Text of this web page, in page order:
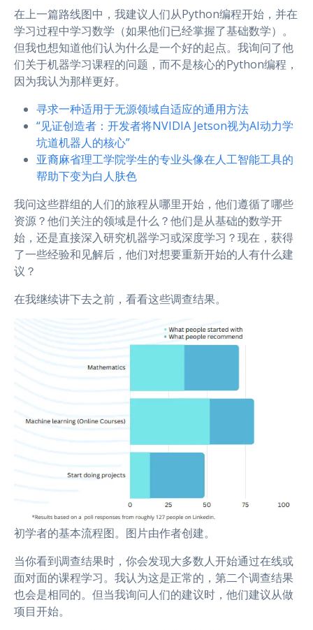
在上一篇路线图中，我建议人们从Python编程开始，并在
学习过程中学习数学（如果他们已经掌握了基础数学）。
但我也想知道他们认为什么是一个好的起点。我询问了他
们关于机器学习课程的问题，而不是核心的Python编程，
因为我认为那样更好。
寻求一种适用于无源领域自适应的通用方法
“见证创造者：开发者将NVIDIA Jetson视为AI动力学
坑道机器人的核心”
亚裔麻省理工学院学生的专业头像在人工智能工具的
帮助下变为白人肤色
我问这些群组的人们的旅程从哪里开始，他们遵循了哪些
资源？他们关注的领域是什么？他们是从基础的数学开
始，还是直接深入研究机器学习或深度学习？现在，获得
了一些经验和见解后，他们对想要重新开始的人有什么建
议？
在我继续讲下去之前，看看这些调查结果。
初学者的基本流程图。图片由作者创建。
当你看到调查结果时，你会发现大多数人开始通过在线或
面对面的课程学习。我认为这是正常的，第二个调查结果
也会是相同的。但当我询问人们的建议时，他们建议从做
项目开始。